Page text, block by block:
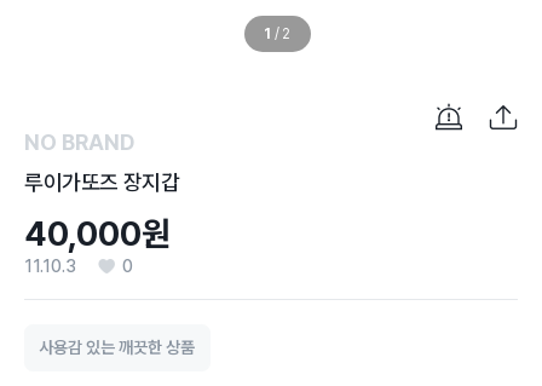
1 / 2
NO BRAND
루이가또즈 장지갑
40,000원
11.10.3 0
사용감 있는 깨끗한 상품